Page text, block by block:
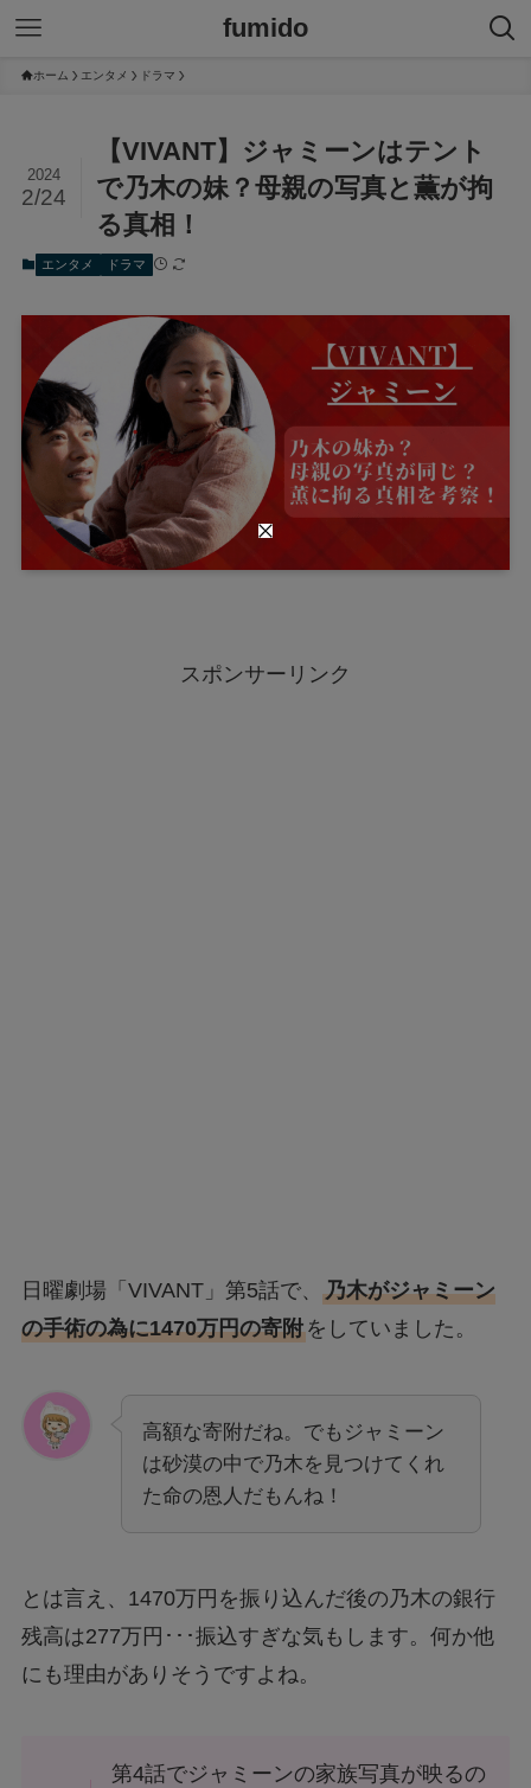
fumido
ホーム エンタメ ドラマ
【VIVANT】ジャミーンはテント
で乃木の妹？母親の写真と薫が拘
る真相！
2024
2/24
エンタメ ドラマ
スポンサーリンク
日曜劇場「VIVANT」第5話で、 乃木がジャミーン
の手術の為に1470万円の寄附をしていました。
高額な寄附だね。でもジャミーン
は砂漠の中で乃木を見つけてくれ
た命の恩人だもんね！
とは言え、1470万円を振り込んだ後の乃木の銀行
残高は277万円･･･振込すぎな気もします。何か他
にも理由がありそうですよね。
第4話でジャミーンの家族写真が映るの